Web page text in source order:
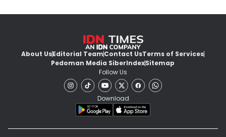
About UsEditorial TeamContact UsTerms of Services
Pedoman Media SiberIndexSitemap
Follow Us
Download